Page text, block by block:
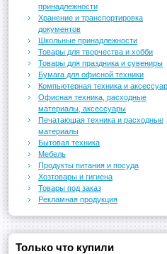
принадлежности
Хранение и транспортировка
документов
Школьные принадлежности
Товары для творчества и хобби
Товары для праздника и сувениры
Бумага для офисной техники
Компьютерная техника и
Офисная техника, расходные
материалы, аксессуары
Печатающая техника и расходные
материалы
Бытовая техника
Мебель
Продукты питания и посуда
Хозтовары и гигиена
Товары под заказ
Рекламная продукция
Только что купили